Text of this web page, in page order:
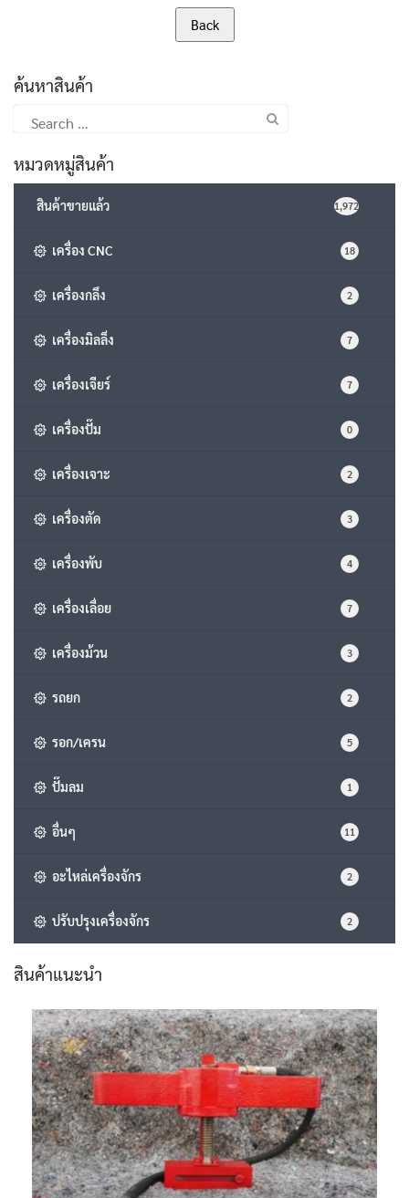
ค้นหาสินค้า
for:
หมวดหมู่สินค้า
สินค้าขายแล้ว 1,972
เครื่อง CNC 18
เครื่องกลึง 2
เครื่องมิลลิ่ง 7
เครื่องเจียร์ 7
เครื่องปั๊ม 0
เครื่องเจาะ 2
เครื่องตัด 3
เครื่องพับ 4
เครื่องเลื่อย 7
เครื่องม้วน 3
รถยก 2
รอก/เครน 5
ปั๊มลม 1
อื่นๆ 11
อะไหล่เครื่องจักร 2
ปรับปรุงเครื่องจักร 2
สินค้าแนะนำ